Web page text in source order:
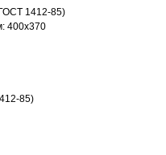
1412-85)
400х370
85)